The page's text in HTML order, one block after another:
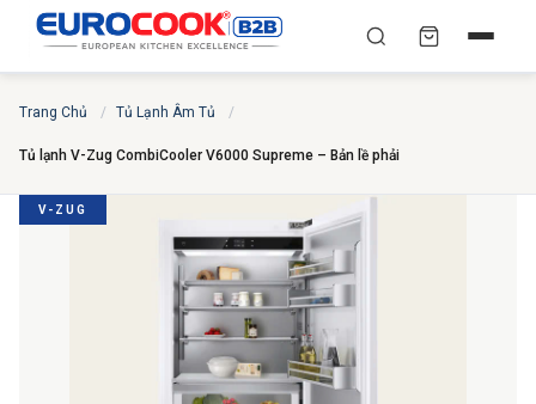
YÊU CẦU BÁO GIÁ TỐT
NHẤT
Trang Chủ / Tủ Lạnh Âm Tủ /
Tủ lạnh V-Zug CombiCooler V6000 Supreme – Bản lề phải
V-ZUG